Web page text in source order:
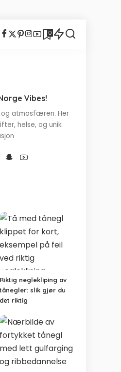
0
Vibes!
og atmosfæren. Her
helse, og unik
Riktig neglekliping av
slik gjør du
det riktig